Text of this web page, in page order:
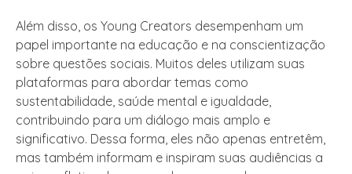
Além disso, os Young Creators desempenham um
papel importante na educação e na conscientização
sobre questões sociais. Muitos deles utilizam suas
plataformas para abordar temas como
sustentabilidade, saúde mental e igualdade,
contribuindo para um diálogo mais amplo e
significativo. Dessa forma, eles não apenas entretêm,
mas também informam e inspiram suas audiências a